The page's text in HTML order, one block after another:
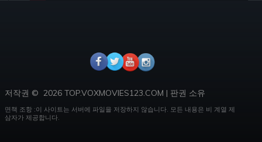
저작권 © 2026 TOP.VOXMOVIES123.COM | 판권 소유
면책 조항 :이 사이트는 서버에 파일을 저장하지 않습니다. 모든 내용은 비 계열 제
삼자가 제공합니다.